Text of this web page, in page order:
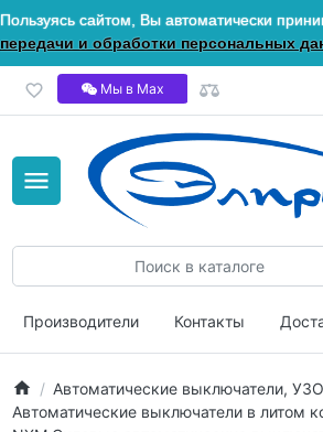
Пользуясь сайтом, Вы автоматически
передачи и обработки персональных
Мы в Мах
Производители Контакты
Автоматические выключатели, УЗО
Автоматические выключатели в литом